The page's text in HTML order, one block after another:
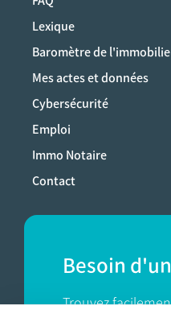
Lexique
Baromètre de
Mes actes et données
Cybersécurité
Emploi
Immo Notaire
Contact
Besoin
Trouvez